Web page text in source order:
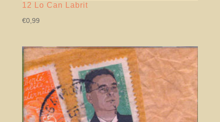
12 Lo Can Labrit
€0,99